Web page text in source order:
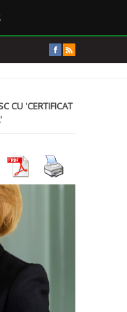
CU 'CERTIFICAT